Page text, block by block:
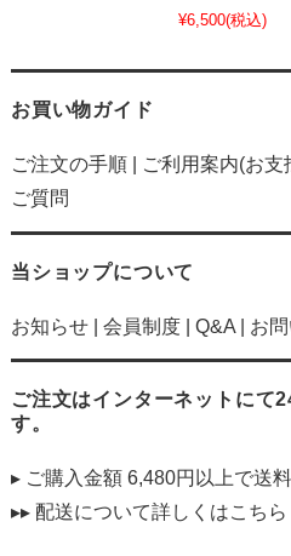
¥6,500(税込)
お買い物ガイド
ご注文の手順| ご利用案内(お
ご質問
当ショップについて
お知らせ| 会員制度| Q&A| お
ご注文はインターネットにて
す。
▸ ご購入金額 6,480円以上で送
▸▸ 配送について詳しくはこちら